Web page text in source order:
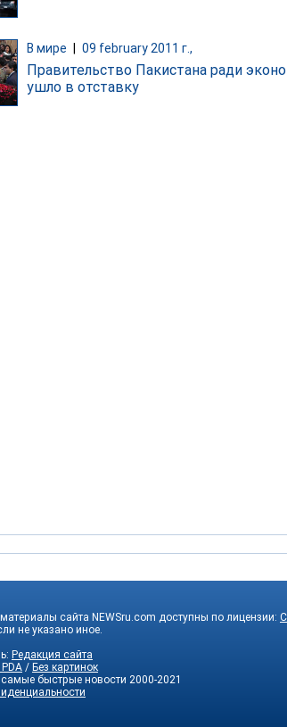
В мире 09 february 2011 г.,
Правительство Пакистана ради
ушло в отставку
сайта NEWSru.com доступны по лицензии:
не указано иное.
Редакция сайта
/ Без картинок
самые быстрые новости 2000-2021